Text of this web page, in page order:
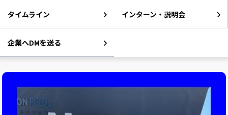
タイムライン インターン・説明会
企業へDMを送る